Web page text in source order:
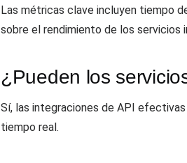
Las métricas clave incluyen tiempo
sobre el rendimiento de los servicios
¿Pueden los
Sí, las integraciones de API
tiempo real.